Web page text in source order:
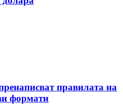
правилата на
формати